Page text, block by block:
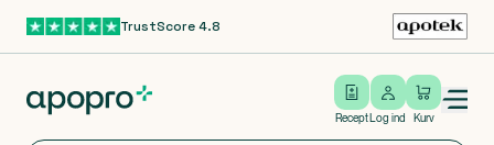
Gå til hovedindholdTrustScore 4.8
Recept
Log ind
Log ind Kurv
Open/close menu